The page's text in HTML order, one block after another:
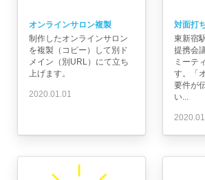
オンラインサロン複製
制作したオンラインサロン
を複製（コピー）して別ド
メイン（別URL）にて立ち
上げます。
2020.01.01
対面打
東新宿
提携会
ミーテ
す。「
要件が
い...